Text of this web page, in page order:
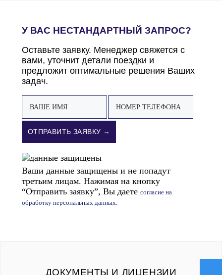
У ВАС НЕСТАНДАРТНЫЙ ЗАПРОС?
Оставьте заявку. Менеджер свяжется с
вами, уточнит детали поездки и
предложит оптимальные решения Ваших
задач.
ОТПРАВИТЬ ЗАЯВКУ →
Ваши данные защищены и не попадут
третьим лицам. Нажимая на кнопку
“Отправить заявку”, Вы даете согласие на
обработку персональных данных.
ДОКУМЕНТЫ И ЛИЦЕНЗИИ